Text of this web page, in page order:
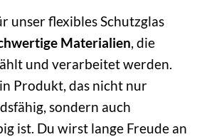
unser flexibles Schutzglas
Materialien, die
und verarbeitet werden.
Produkt, das nicht nur
sondern auch
ist. Du wirst lange Freude an